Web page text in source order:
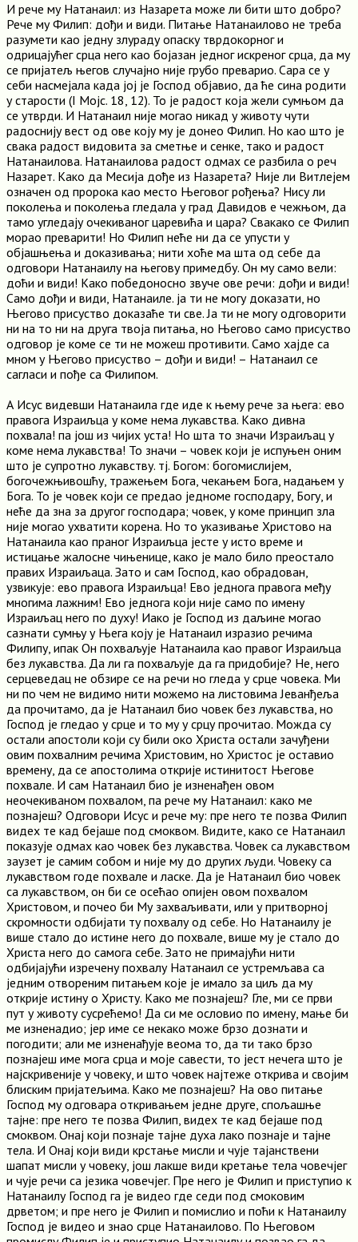
И рече му Натанаил: из Назарета може ли бити што добро?
Рече му Филип: дођи и види. Питање Натанаилово не треба
разумети као једну злураду опаску тврдокорног и
одрицајућег срца него као бојазан једног искреног срца, да му
се пријатељ његов случајно није грубо преварио. Сара се у
себи насмејала када јој је Господ објавио, да ће сина родити
у старости (I Мојс. 18, 12). То је радост која жели сумњом да
се утврди. И Натанаил није могао никад у животу чути
радоснију вест од ове коју му је донео Филип. Но као што је
свака радост видовита за сметње и сенке, тако и радост
Натанаилова. Натанаилова радост одмах се разбила о реч
Назарет. Како да Месија дође из Назарета? Није ли Витлејем
означен од пророка као место Његовог рођења? Нису ли
поколења и поколења гледала у град Давидов е чежњом, да
тамо угледају очекиваног царевића и цара? Свакако се Филип
морао преварити! Но Филип неће ни да се упусти у
објашњења и доказивања; нити хоће ма шта од себе да
одговори Натанаилу на његову примедбу. Он му само вели:
доћи и види! Како победоносно звуче ове речи: дођи и види!
Само дођи и види, Натанаиле. ја ти не могу доказати, но
Његово присуство доказаће ти све. Ја ти не могу одговорити
ни на то ни на друга твоја питања, но Његово само присуство
одговор је коме се ти не можеш противити. Само хајде са
мном у Његово присуство – дођи и види! – Натанаил се
сагласи и пође са Филипом.
А Исус видевши Натанаила где иде к њему рече за њега: ево
правога Израиљца у коме нема лукавства. Како дивна
похвала! па још из чијих уста! Но шта то значи Израиљац у
коме нема лукавства! То значи – човек који је испуњен оним
што је супротно лукавству. тј. Богом: богомислијем,
богочежњивошћу, тражењем Бога, чекањем Бога, надањем у
Бога. То је човек који се предао једноме господару, Богу, и
неће да зна за другог господара; човек, у коме принцип зла
није могао ухватити корена. Но то указивање Христово на
Натанаила као праног Израиљца јесте у исто време и
истицање жалосне чињенице, како је мало било преостало
правих Израиљаца. Зато и сам Господ, као обрадован,
узвикује: ево правога Израиљца! Ево једнога правога међу
многима лажним! Ево једнога који није само по имену
Израиљац него по духу! Иако је Господ из даљине могао
сазнати сумњу у Њега коју је Натанаил изразио речима
Филипу, ипак Он похваљује Натанаила као правог Израиљца
без лукавства. Да ли га похваљује да га придобије? Не, него
серцеведац не обзире се на речи но гледа у срце човека. Ми
ни по чем не видимо нити можемо на листовима Јеванђеља
да прочитамо, да је Натанаил био човек без лукавства, но
Господ је гледао у срце и то му у срцу прочитао. Можда су
остали апостоли који су били око Христа остали зачуђени
овим похвалним речима Христовим, но Христос је оставио
времену, да се апостолима открије истинитост Његове
похвале. И сам Натанаил био је изненађен овом
неочекиваном похвалом, па рече му Натанаил: како ме
познајеш? Одговори Исус и рече му: пре него те позва Филип
видех те кад бејаше под смоквом. Видите, како се Натанаил
показује одмах као човек без лукавства. Човек са лукавством
заузет је самим собом и није му до других људи. Човеку са
лукавством годе похвале и ласке. Да је Натанаил био човек
са лукавством, он би се осећао опијен овом похвалом
Христовом, и почео би Му захваљивати, или у притворној
скромности одбијати ту похвалу од себе. Но Натанаилу је
више стало до истине него до похвале, више му је стало до
Христа него до самога себе. Зато не примајући нити
одбијајући изречену похвалу Натанаил се устремљава са
једним отвореним питањем које је имало за циљ да му
открије истину о Христу. Како ме познајеш? Гле, ми се први
пут у животу сусрећемо! Да си ме ословио по имену, мање би
ме изненадио; јер име се некако може брзо дознати и
погодити; али ме изненађује веома то, да ти тако брзо
познајеш име мога срца и моје савести, то јест нечега што је
најскривеније у човеку, и што човек најтеже открива и својим
блиским пријатељима. Како ме познајеш? На ово питање
Господ му одговара откривањем једне друге, спољашње
тајне: пре него те позва Филип, видех те кад бејаше под
смоквом. Онај који познаје тајне духа лако познаје и тајне
тела. И Онај који види крстање мисли и чује тајанствени
шапат мисли у човеку, још лакше види кретање тела човечјег
и чује речи са језика човечјег. Пре него је Филип и приступио к
Натанаилу Господ га је видео где седи под смоковим
дрветом; и пре него је Филип и помислио и поћи к Натанаилу
Господ је видео и знао срце Натанаилово. По Његовом